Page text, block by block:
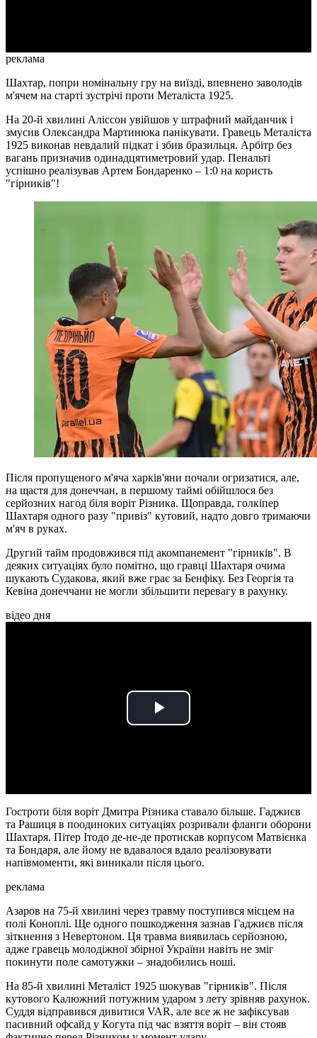
реклама
Шахтар, попри номінальну гру на виїзді, впевнено заволодів
м'ячем на старті зустрічі проти Металіста 1925.
На 20-й хвилині Аліссон увійшов у штрафний майданчик і
змусив Олександра Мартинюка панікувати. Гравець Металіста
1925 виконав невдалий підкат і збив бразильця. Арбітр без
вагань призначив одинадцятиметровий удар. Пенальті
успішно реалізував Артем Бондаренко – 1:0 на користь
"гірників"!
Після пропущеного м'яча харків'яни почали огризатися, але,
на щастя для донеччан, в першому таймі обійшлося без
серйозних нагод біля воріт Різника. Щоправда, голкіпер
Шахтаря одного разу "привіз" кутовий, надто довго тримаючи
м'яч в руках.
Другий тайм продовжився під акомпанемент "гірників". В
деяких ситуаціях було помітно, що гравці Шахтаря очима
шукають Судакова, який вже грає за Бенфіку. Без Георгія та
Кевіна донеччани не могли збільшити перевагу в рахунку.
відео дня
Play
Гостроти біля воріт Дмитра Різника ставало більше. Гаджиєв
та Рашиця в поодиноких ситуаціях розривали фланги оборони
Шахтаря. Пітер Ітодо де-не-де протискав корпусом Матвієнка
та Бондаря, але йому не вдавалося вдало реалізовувати
напівмоменти, які виникали після цього.
реклама
Азаров на 75-й хвилині через травму поступився місцем на
полі Коноплі. Ще одного пошкодження зазнав Гаджиєв після
зіткнення з Невертоном. Ця травма виявилась серйозною,
адже гравець молодіжної збірної України навіть не зміг
покинути поле самотужки – знадобились ноші.
На 85-й хвилині Металіст 1925 шокував "гірників". Після
кутового Калюжний потужним ударом з лету зрівняв рахунок.
Суддя відправився дивитися VAR, але все ж не зафіксував
пасивний офсайд у Когута під час взяття воріт – він стояв